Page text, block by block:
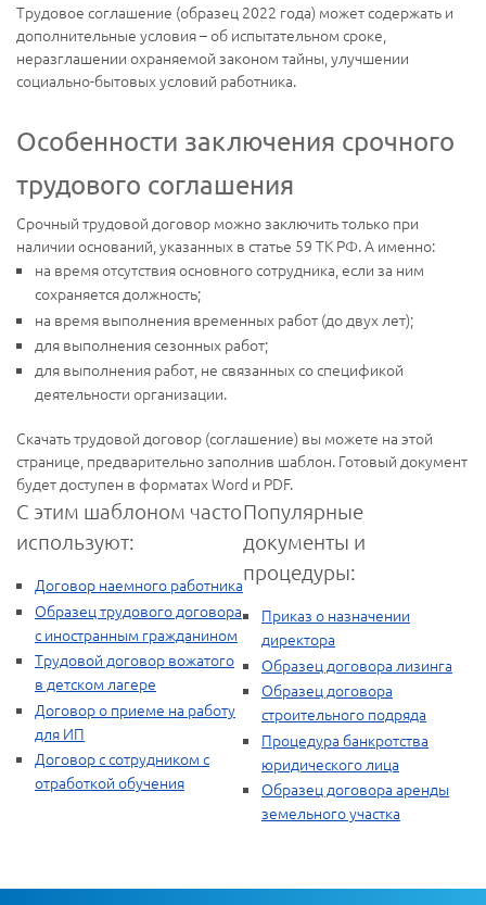
Трудовое соглашение (образец 2022 года) может содержать и
дополнительные условия – об испытательном сроке,
неразглашении охраняемой законом тайны, улучшении
социально-бытовых условий работника.
Особенности заключения срочного
трудового соглашения
Срочный трудовой договор можно заключить только при
наличии оснований, указанных в статье 59 ТК РФ. А именно:
на время отсутствия основного сотрудника, если за ним
сохраняется должность;
на время выполнения временных работ (до двух лет);
для выполнения сезонных работ;
для выполнения работ, не связанных со спецификой
деятельности организации.
Скачать трудовой договор (соглашение) вы можете на этой
странице, предварительно заполнив шаблон. Готовый документ
будет доступен в форматах Word и PDF.
С этим шаблоном часто
используют:
Договор наемного работника
Образец трудового договора
с иностранным гражданином
Трудовой договор вожатого
в детском лагере
Договор о приеме на работу
для ИП
Договор с сотрудником с
отработкой обучения
Популярные
документы и
процедуры:
Приказ о назначении
директора
Образец договора лизинга
Образец договора
строительного подряда
Процедура банкротства
юридического лица
Образец договора аренды
земельного участка